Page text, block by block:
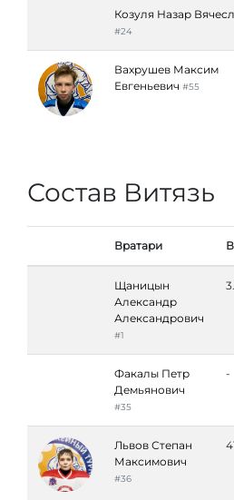
Козуля Назар
#24
Вахрушев Максим
Евгеньевич #55
Состав Витязь
Вратари
Щаницын
Александр
Александрович
#1
Факалы Петр
Демьянович
#35
-
Львов Степан
Максимович
#36